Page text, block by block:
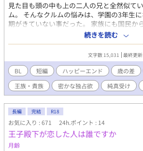
見た目も頭の中も上の二人の兄と全然似て
ム。 そんなクルムの悩みは、学園の3年生
期がきていない事だった。 家族にも国民か
が、何となく王城に居づらくて、度々城下
は、子供と一緒に遊んでいた。 そんなクル
のが、護衛のゾルヴィ侯爵家の嫡男ライオ
る日、孤児院に向かっていたクルムが事件
う。 恋に臆病な二人が初恋を実らせて幸せ
骨な次期侯爵(28)×純真無垢な第三王子(18)
なりましたが、大切な人がいるようなので
話に出てきた二人の話ですが、この話だけ
ニつの話に齟齬があるかもしれませんが、
ぶってください。 Rは18と15の中間程度で
す。 全6話の予定です。 ※画像はpicrewさん
た。 Xアカウント(@wawawa_o_o_)
続きを読む
文字数 15,031 最終更
BL 短編 ハッピーエンド 歳の差
王族・貴族
密かな独占欲 純真受け
長編 完結 R18
お気に入り : 671 24h.ポイント : 14
王子殿下が恋した人は誰ですか
月齢